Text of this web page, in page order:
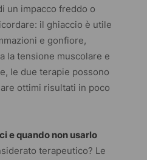
un impacco freddo o
il ghiaccio è utile
e gonfiore,
la tensione muscolare e
le due terapie possono
ottimi risultati in poco
e quando non usarlo
terapeutico? Le